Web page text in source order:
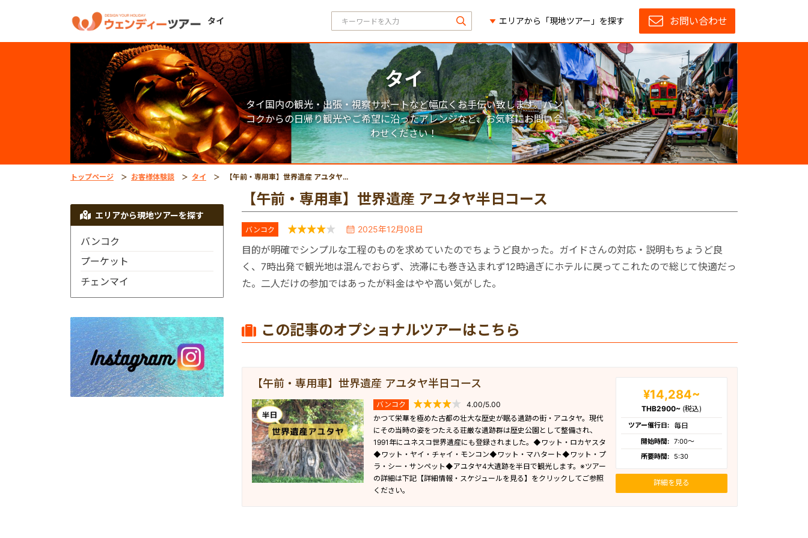
タイ エリアから「現地ツアー」を探す お問い合わせ
タイ
タイ国内の観光・出張・視察サポートなど幅広くお手伝い致します。バン
コクからの日帰り観光やご希望に沿ったアレンジなど、お気軽にお問い合
わせください！
トップページ お客様体験談 タイ 【午前・専用車】世界遺産 アユタヤ半日コース
【午前・専用車】世界遺産 アユタヤ半日コース
バンコク 2025年12月08日
目的が明確でシンプルな工程のものを求めていたのでちょうど良かった。ガイドさんの対応・説明もちょうど良
く、7時出発で観光地は混んでおらず、渋滞にも巻き込まれず12時過ぎにホテルに戻ってこれたので総じて快適だっ
た。二人だけの参加ではあったが料金はやや高い気がした。
この記事のオプショナルツアーはこちら
【午前・専用車】世界遺産 アユタヤ半日コース
バンコク
4.00/5.00
かつて栄華を極めた古都の壮大な歴史が眠る遺跡の街・アユタヤ。現代
にその当時の姿をつたえる荘厳な遺跡群は歴史公園として整備され、
1991年にユネスコ世界遺産にも登録されました。◆ワット・ロカヤスタ
◆ワット・ヤイ・チャイ・モンコン◆ワット・マハタート◆ワット・プ
ラ・シー・サンペット◆アユタヤ4大遺跡を半日で観光します。※ツアー
の詳細は下記【詳細情報・スケジュールを見る】をクリックしてご参照
ください。
¥14,284~
THB2900~ (税込)
ツアー催行日: 毎日
開始時間: 7:00〜
所要時間:
5:30
詳細を見る
エリアから現地ツアーを探す
バンコク
プーケット
チェンマイ